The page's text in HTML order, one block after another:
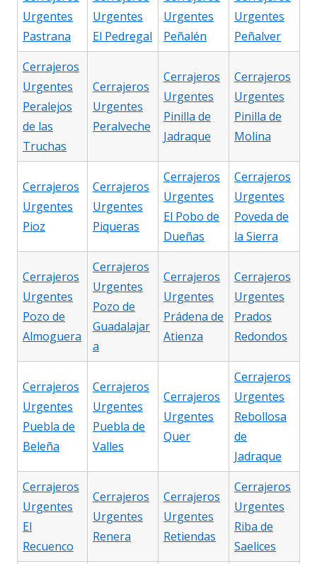
Urgentes
Pastrana
Urgentes
El Pedregal
Urgentes
Peñalén
Urgentes
Peñalver
Cerrajeros
Urgentes
Peralejos
de las
Truchas
Cerrajeros
Urgentes
Peralveche
Cerrajeros
Urgentes
Pinilla de
Jadraque
Cerrajeros
Urgentes
Pinilla de
Molina
Cerrajeros
Urgentes
Pioz
Cerrajeros
Urgentes
Piqueras
Cerrajeros
Urgentes
El Pobo de
Dueñas
Cerrajeros
Urgentes
Poveda de
la Sierra
Cerrajeros
Urgentes
Pozo de
Almoguera
Cerrajeros
Urgentes
Pozo de
Guadalajar
a
Cerrajeros
Urgentes
Prádena de
Atienza
Cerrajeros
Urgentes
Prados
Redondos
Cerrajeros
Urgentes
Puebla de
Beleña
Cerrajeros
Urgentes
Puebla de
Valles
Cerrajeros
Urgentes
Quer
Cerrajeros
Urgentes
Rebollosa
de
Jadraque
Cerrajeros
Urgentes
El
Recuenco
Cerrajeros
Urgentes
Renera
Cerrajeros
Urgentes
Retiendas
Cerrajeros
Urgentes
Riba de
Saelices